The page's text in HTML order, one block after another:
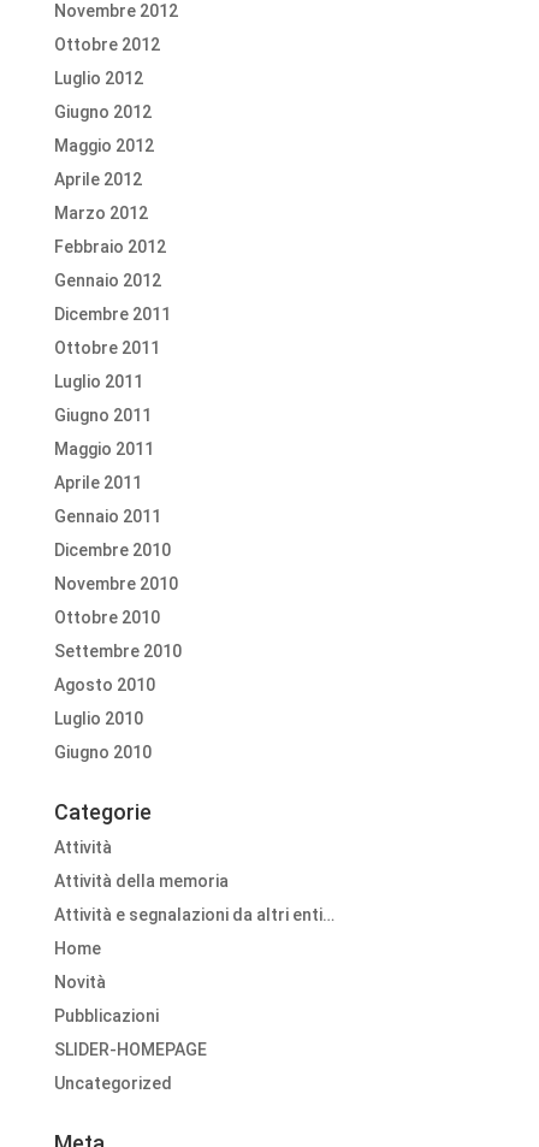
Novembre 2012
Ottobre 2012
Luglio 2012
Giugno 2012
Maggio 2012
Aprile 2012
Marzo 2012
Febbraio 2012
Gennaio 2012
Dicembre 2011
Ottobre 2011
Luglio 2011
Giugno 2011
Maggio 2011
Aprile 2011
Gennaio 2011
Dicembre 2010
Novembre 2010
Ottobre 2010
Settembre 2010
Agosto 2010
Luglio 2010
Giugno 2010
Categorie
Attività
Attività della memoria
Attività e segnalazioni da altri enti…
Home
Novità
Pubblicazioni
SLIDER-HOMEPAGE
Uncategorized